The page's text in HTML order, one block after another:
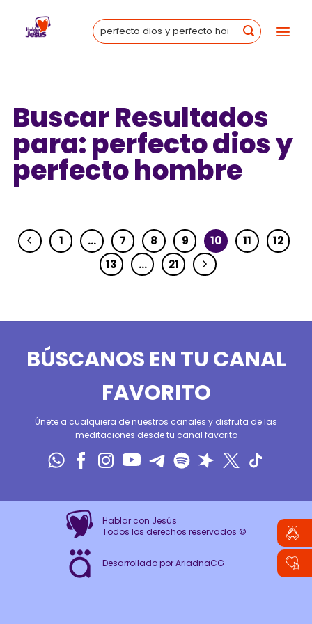
content
Buscar Resultados
para:perfecto dios y
perfecto hombre
1 … 7 8 9 10 11
12
13
… 21
BÚSCANOS EN TU CANAL
FAVORITO
Únete a cualquiera de nuestros canales y disfruta de las
meditaciones desde tu canal favorito
Hablar con Jesús
Todos los derechos reservados ©
Desarrollado por AriadnaCG